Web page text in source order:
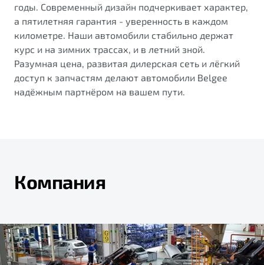
Универсальный кроссовер
от 2 499 990 ₽*
Обзор В наличии
Клиентская поддержка
годы. Современный дизайн подчеркивает характер,
а пятилетняя гарантия - уверенность в каждом
километре. Наши автомобили стабильно держат
курс и на зимних трассах, и в летний зной.
Разумная цена, развитая дилерская сеть и лёгкий
доступ к запчастям делают автомобили Belgee
надёжным партнёром на вашем пути.
Компания